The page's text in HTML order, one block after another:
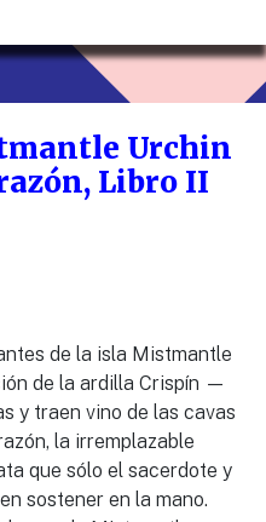
Urchin
Libro II
de la isla Mistmantle
de la ardilla Crispín —
y traen vino de las cavas
la irremplazable
que sólo el sacerdote y
sostener en la mano.